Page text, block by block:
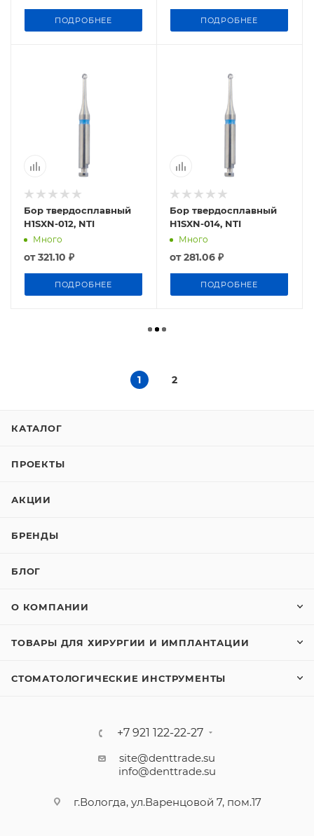
ПОДРОБНЕЕ ПОДРОБНЕЕ
Бор твердосплавный
H1SXN-012, NTI
Много
от321.10 ₽
ПОДРОБНЕЕ
Бор твердосплавный
H1SXN-014, NTI
Много
от281.06 ₽
ПОДРОБНЕЕ
1 2
КАТАЛОГ
ПРОЕКТЫ
АКЦИИ
БРЕНДЫ
БЛОГ
О КОМПАНИИ
ТОВАРЫ ДЛЯ ХИРУРГИИ И ИМПЛАНТАЦИИ
СТОМАТОЛОГИЧЕСКИЕ ИНСТРУМЕНТЫ
+7 921 122-22-27
site@denttrade.su
info@denttrade.su
г.Вологда, ул.Варенцовой 7, пом.17